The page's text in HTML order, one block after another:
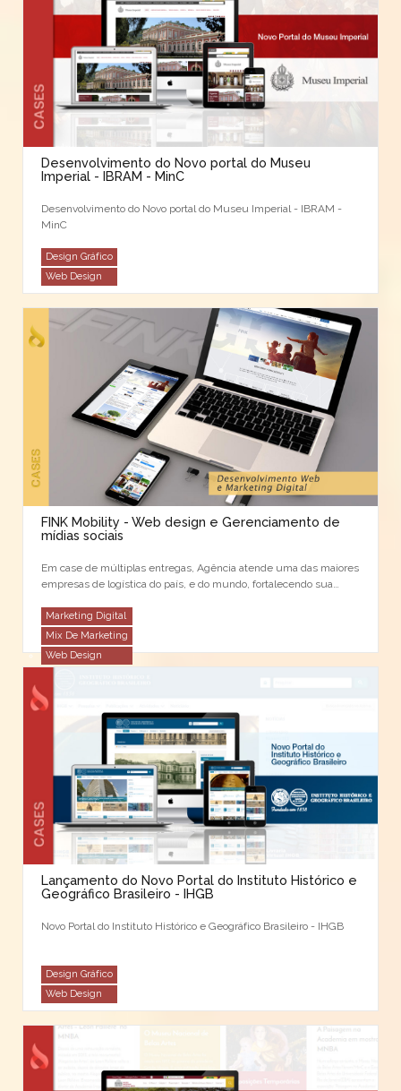
Desenvolvimento do Novo portal do Museu
Imperial - IBRAM - MinC
Desenvolvimento do Novo portal do Museu Imperial - IBRAM -
MinC
Design Gráfico
Web Design
FINK Mobility - Web design e Gerenciamento de
mídias sociais
Em case de múltiplas entregas, Agência atende uma das maiores
empresas de logística do país, e do mundo, fortalecendo sua
Marketing Digital
Mix De Marketing
Web Design
Lançamento do Novo Portal do Instituto Histórico e
Geográfico Brasileiro - IHGB
Novo Portal do Instituto Histórico e Geográfico Brasileiro - IHGB
Design Gráfico
Web Design